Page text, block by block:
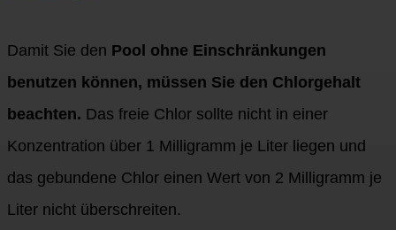
Damit Sie den Pool ohne Einschränkungen
benutzen können, müssen Sie den Chlorgehalt
beachten. Das freie Chlor sollte nicht in einer
Konzentration über 1 Milligramm je Liter liegen und
das gebundene Chlor einen Wert von 2 Milligramm je
Liter nicht überschreiten.